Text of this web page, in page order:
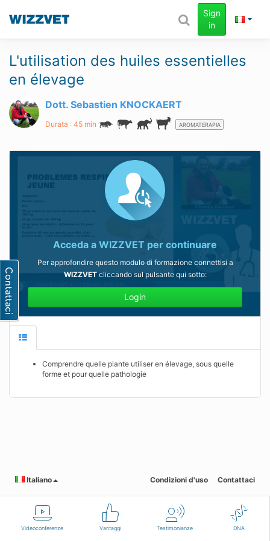
Videoconferenze Vantaggi Testimonianze DNA
Sign
in
L'utilisation des huiles essentielles
en élevage
Dott. Sebastien KNOCKAERT
Durata : 45 min AROMATERAPIA
Acceda a WIZZVET per continuare
Per approfondire questo modulo di formazione connettisi a
WIZZVETcliccando sul pulsante qui sotto:
Login
Comprendre quelle plante utiliser en élevage, sous quelle
forme et pour quelle pathologie
Italiano Condizioni d'uso Contattaci